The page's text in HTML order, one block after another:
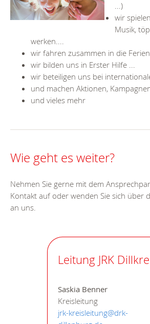
...)
wir
Musik,
werken....
wir fahren zusammen in die
wir bilden uns in Erster Hilfe ...
wir beteiligen uns bei
und machen Aktionen,
und vieles mehr
Wie geht es weiter?
Nehmen Sie gerne mit dem
Kontakt auf oder wenden Sie sich über
an uns.
Leitung JRK
Saskia Benner
Kreisleitung
jrk-kreisleitung@drk-